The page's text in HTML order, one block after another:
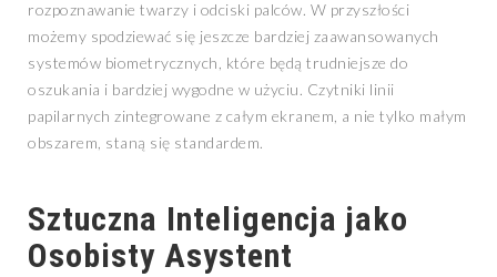
rozpoznawanie twarzy i odciski palców. W przyszłości
możemy spodziewać się jeszcze bardziej zaawansowanych
systemów biometrycznych, które będą trudniejsze do
oszukania i bardziej wygodne w użyciu. Czytniki linii
papilarnych zintegrowane z całym ekranem, a nie tylko małym
obszarem, staną się standardem.
Sztuczna Inteligencja jako
Osobisty Asystent